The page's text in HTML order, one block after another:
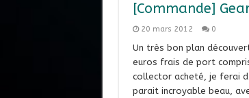
[Commande]
20 mars 2012 0
Un très bon plan
euros frais de port
collector acheté, je ferai
parait incroyable beau,